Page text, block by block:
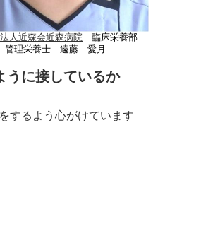
人近森会近森病院 臨床栄養部
管理栄養士 遠藤 愛月
うに接しているか
するよう心がけています